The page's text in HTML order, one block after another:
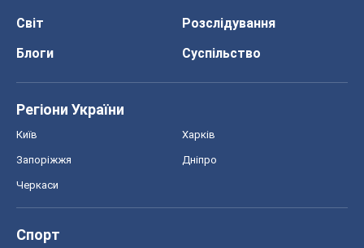
Світ
Розслідування
Блоги
Суспільство
Регіони України
Київ Харків
Запоріжжя Дніпро
Черкаси
Спорт